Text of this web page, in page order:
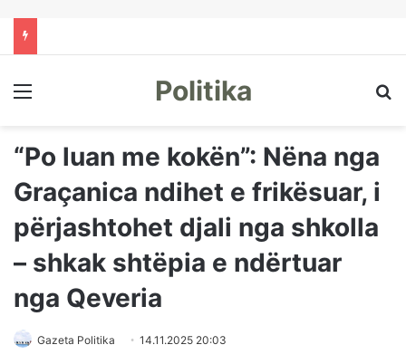
Menu Politika
“Po luan me kokën”: Nëna nga
Graçanica ndihet e frikësuar, i
përjashtohet djali nga shkolla
– shkak shtëpia e ndërtuar
nga Qeveria
Gazeta Politika 14.11.2025 20:03